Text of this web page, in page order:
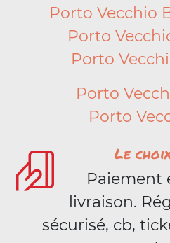
Porto Vecchio
Porto
Porto
Porto
Porto
Le
Paiement
livraison.
sécurisé, cb,